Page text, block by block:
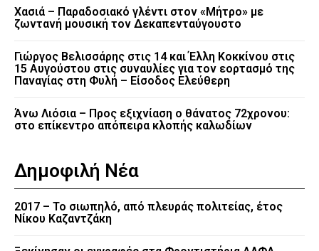
Χασιά – Παραδοσιακό γλέντι στον «Μήτρο» με
ζωντανή μουσική τον Δεκαπενταύγουστο
Γιώργος Βελισσάρης στις 14 και Έλλη Κοκκίνου στις
15 Αυγούστου στις συναυλίες για τον εορτασμό της
Παναγίας στη Φυλή – Είσοδος Ελεύθερη
Άνω Λιόσια – Προς εξιχνίαση ο θάνατος 72χρονου:
στο επίκεντρο απόπειρα κλοπής καλωδίων
Δημοφιλή Νέα
2017 – Το σιωπηλό, από πλευράς πολιτείας, έτος
Νίκου Καζαντζάκη